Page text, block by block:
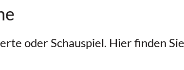
oder Schauspiel. Hier finden